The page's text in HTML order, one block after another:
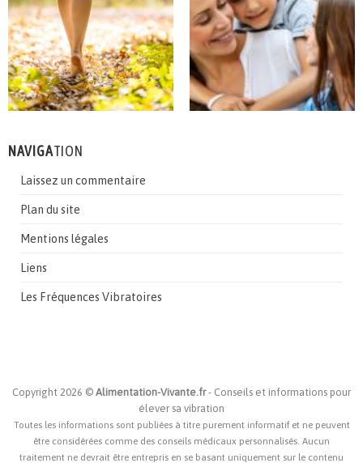
NAVIGATION
Laissez un commentaire
Plan du site
Mentions légales
Liens
Les Fréquences Vibratoires
Copyright 2026 © Alimentation-Vivante.fr- Conseils et informations pour
élever sa vibration
Toutes les informations sont publiées à titre purement informatif et ne peuvent
être considérées comme des conseils médicaux personnalisés. Aucun
traitement ne devrait être entrepris en se basant uniquement sur le contenu